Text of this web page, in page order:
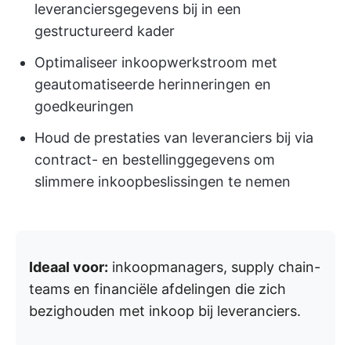
leveranciersgegevens bij in een
gestructureerd kader
Optimaliseer inkoopwerkstroom met
geautomatiseerde herinneringen en
goedkeuringen
Houd de prestaties van leveranciers bij via
contract- en bestellinggegevens om
slimmere inkoopbeslissingen te nemen
Ideaal voor: inkoopmanagers, supply chain-
teams en financiële afdelingen die zich
bezighouden met inkoop bij leveranciers.